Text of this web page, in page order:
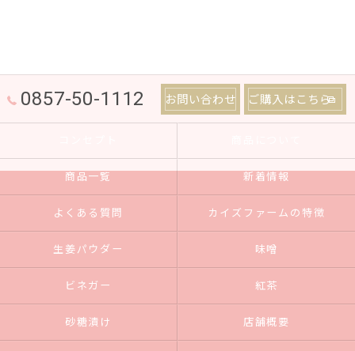
0857-50-1112 お問い合わせ ご購入はこちら
商品一覧 新着情報
よくある質問 カイズファームの特徴
生姜パウダー 味噌
ビネガー 紅茶
砂糖漬け 店舗概要